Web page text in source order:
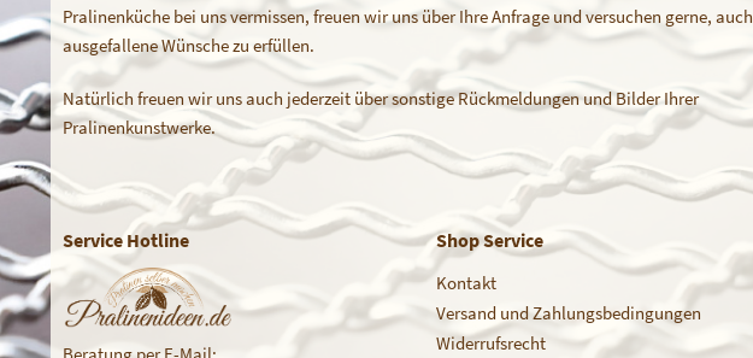
Pralinenküche bei uns vermissen, freuen wir uns über Ihre Anfrage und versuchen gerne, auch
ausgefallene Wünsche zu erfüllen.
Natürlich freuen wir uns auch jederzeit über sonstige Rückmeldungen und Bilder Ihrer
Pralinenkunstwerke.
Service Hotline
Beratung per E-Mail:
Shop Service
Kontakt
Versand und Zahlungsbedingungen
Widerrufsrecht